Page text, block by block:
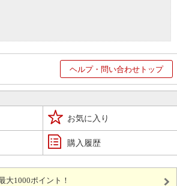
ヘルプ・問い合わせトップ
お気に入り
購入履歴
大1000ポイント！